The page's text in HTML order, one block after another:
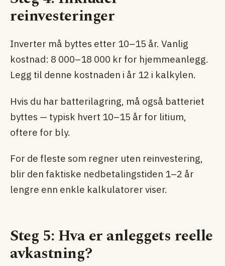
reinvesteringer
Inverter må byttes etter 10–15 år. Vanlig
kostnad: 8 000–18 000 kr for hjemmeanlegg.
Legg til denne kostnaden i år 12 i kalkylen.
Hvis du har batterilagring, må også batteriet
byttes — typisk hvert 10–15 år for litium,
oftere for bly.
For de fleste som regner uten reinvestering,
blir den faktiske nedbetalingstiden 1–2 år
lengre enn enkle kalkulatorer viser.
Steg 5: Hva er anleggets reelle
avkastning?